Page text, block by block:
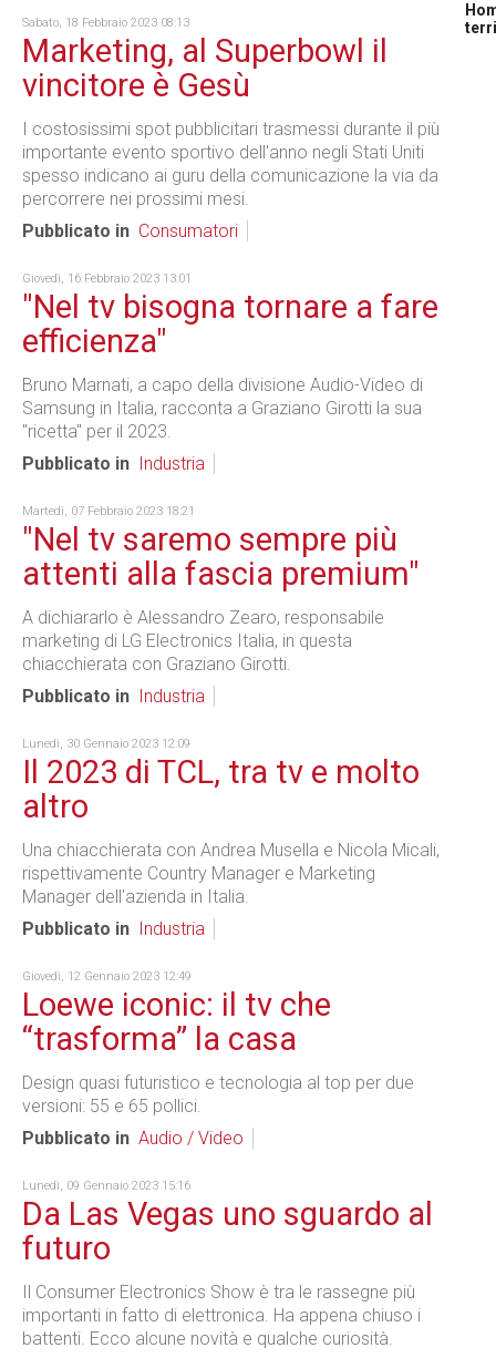
Sabato, 18 Febbraio 2023 08:13
Marketing, al Superbowl il
vincitore è Gesù
I costosissimi spot pubblicitari trasmessi durante il più
importante evento sportivo dell'anno negli Stati Uniti
spesso indicano ai guru della comunicazione la via da
percorrere nei prossimi mesi.
Pubblicato in Consumatori
Giovedì, 16 Febbraio 2023 13:01
"Nel tv bisogna tornare a fare
efficienza"
Bruno Marnati, a capo della divisione Audio-Video di
Samsung in Italia, racconta a Graziano Girotti la sua
"ricetta" per il 2023.
Pubblicato in
Industria
Martedì, 07 Febbraio 2023 18:21
"Nel tv saremo sempre più
attenti alla fascia premium"
A dichiararlo è Alessandro Zearo, responsabile
marketing di LG Electronics Italia, in questa
chiacchierata con Graziano Girotti.
Pubblicato in
Industria
Lunedì, 30 Gennaio 2023 12:09
Il 2023 di TCL, tra tv e molto
altro
Una chiacchierata con Andrea Musella e Nicola Micali,
rispettivamente Country Manager e Marketing
Manager dell'azienda in Italia.
Pubblicato in
Industria
Giovedì, 12 Gennaio 2023 12:49
Loewe iconic: il tv che
“trasforma” la casa
Design quasi futuristico e tecnologia al top per due
versioni: 55 e 65 pollici.
Pubblicato in Audio / Video
Lunedì, 09 Gennaio 2023 15:16
Da Las Vegas uno sguardo al
futuro
Il Consumer Electronics Show è tra le rassegne più
importanti in fatto di elettronica. Ha appena chiuso i
battenti. Ecco alcune novità e qualche curiosità.